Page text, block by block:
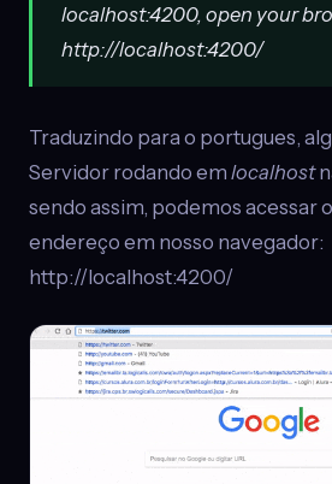
localhost:4200, open your
http://localhost:4200/
Traduzindo para o portugues,
Servidor rodando em localhost
sendo assim, podemos acessar
endereço em nosso navegador:
http://localhost:4200/